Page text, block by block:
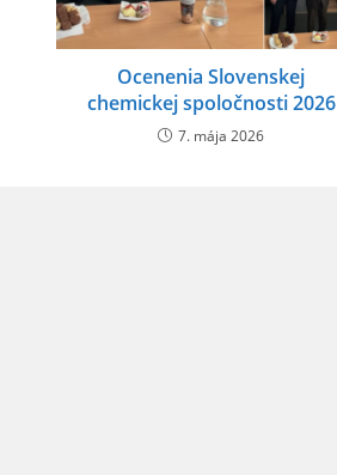
Ocenenia Slovenskej
chemickej spoločnosti 2026
7. mája 2026